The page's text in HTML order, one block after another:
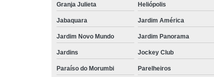
Granja Julieta Heliópolis
Jabaquara Jardim América
Jardim Novo Mundo Jardim Panorama
Jardins Jockey Club
Paraíso do Morumbi Parelheiros